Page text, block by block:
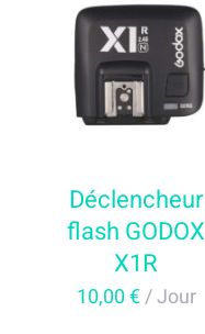
AJOUTER AU PANIER
/
DÉTAILS
Déclencheur
flash GODOX
X1R
10,00€/ Jour